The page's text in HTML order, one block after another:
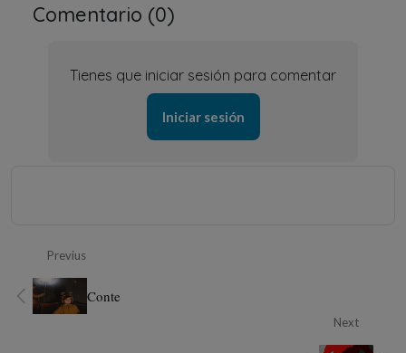
Comentario (0)
Tienes que iniciar sesión para comentar
Iniciar sesión
Previus
Conte
Next